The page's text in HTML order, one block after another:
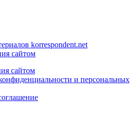
korrespondent.net
сайтом
сайтом
и персональных